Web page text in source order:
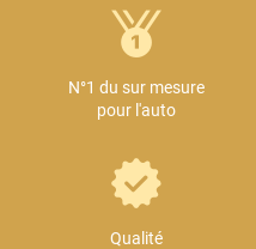
Mitsubishi
Oldsmobile
N°1 du sur mesure
pour l'auto
Qualité